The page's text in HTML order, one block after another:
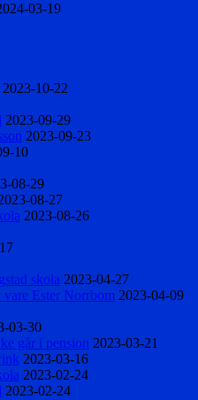
03-19
2023-10-22
2023-09-29
2023-09-23
10
08-29
08-27
2023-08-26
skola 2023-04-27
Ester Norrbom 2023-04-09
03-30
går i pension 2023-03-21
2023-03-16
2023-02-24
2023-02-24